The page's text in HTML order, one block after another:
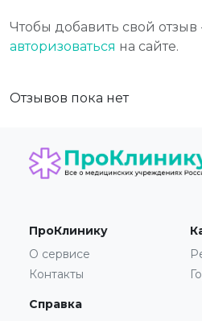
Чтобы добавить свой
авторизоваться на сайте.
Отзывов пока нет
ПроКлинику
О сервисе
Контакты
Справка